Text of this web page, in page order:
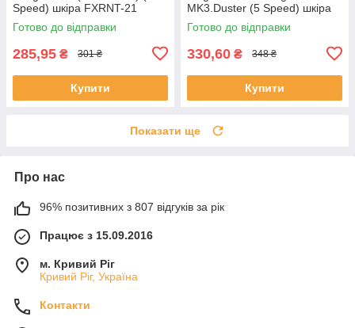
Speed) шкіра FXRNT-21
Готово до відправки
285,95 ₴ 301 ₴
Купити
MK3.Duster (5 Speed) шкіра
Готово до відправки
330,60 ₴ 348 ₴
Купити
Показати ще
Про нас
96% позитивних з 807 відгуків за рік
Працює з 15.09.2016
м. Кривий Ріг
Кривий Ріг, Україна
Контакти